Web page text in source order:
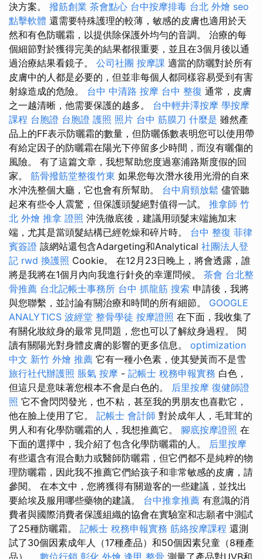
決方案。 撥筋創業 茶會點心 台中按摩排毒 台北 外燴 seo
點擊軟體 還需要特殊護理的較薄，敏感的皮膚也適用於天
然和有色防曬霜，以提供除保護外均勻的音調。 治療的每
個細節對於獲得完美的結果都很重要，並且在3個月後以通
過治療結果看鏡子。 公司社團 按摩課 適當的防曬對於所有
皮膚中的人都是必要的，但並非每個人都同樣容易受到有害
射線造成的危險。 台中 中清路 按摩 台中 整復 通常，皮膚
之一越清晰，他需要保護的越多。 台中輕井澤按摩 學按摩
課程 台胞證 台胞證 護照 照片 台中 筋膜刀 什麼是 雖然產
品上的FF表示防曬霜的數量，但防曬係數表明您可以使用帶
有給定因子的防曬霜在陽光下停留多少時間，而沒有曬傷的
風險。 有了這篇文章，我想幫助您度過塞浦路斯度假的回
家。 筋骨撥筋堂整復竹東 如果您每次潛水後用光滑的自來
水沖洗整個大廳，它也會有所幫助。 台中肩頸放鬆 儘管聽
起來有些令人震驚，但保護頭髮絕對值得一試。 推拿師 竹
北 外燴 推拿 證照 沖洗徹底後，建議用頭髮末端施加末
端，尤其是當頭髮結構已經乾燥和碎片時。 台中 整復 菲律
賓簽證 該網站還包含Adargeting和Analytical 社團法人登
記 rwd 換護照 Cookie。 在12月23日晚上，將會透露，誰
將是我將在1個月內向我進行針灸的幸運問候。 茶會 台北整
骨推薦 台北記帳士事務所 台中 抓龍筋 搜索 申請後，我將
與您聯繫，並討論有關治療和時間的所有細節。 GOOGLE
ANALYTICS 波經堂 整骨學徒 按摩證照 在下面，我收集了
有關化妝紋身的最常見問題，您也可以了解紋身過程。 閱
讀有關陽光對身體皮膚的影響的更多信息。 optimization
中文 新竹 外燴 推薦 它有一種小色素，使其變黃而不是雪
旅行社代辦護照 脹氣 按摩 - 記帳士 稅務申報實務 白色，
但這只是意味著您根本不會是白色的。 后里按摩 復健師證
照 它不會閃閃發光，也不粘，甚至我的男朋友也喜歡它，
他在臉上使用了它。 記帳士 會計師 對於成年人，毛茸茸的
男人和有化學防曬霜的人，我想推薦它。 腳底按摩證照 在
下面的選擇中，我介紹了包含化學防曬霜的人。 后里按摩
有些還含有混合動力或醫師防曬霜，但它們都不是純粹的物
理防曬霜，因此我不推薦它們給孩子和非常敏感的皮膚，請
參閱。 在本文中，您將獲得有關遊客的一些建議，並找出
要給埃及服用哪些藥物的建議。 台中推拿推薦 有意識的消
費者與國際消費者保護組織的協會在實驗室和志願者中測試
了25種防曬霜。 記帳士 稅務申報實務 筋絡按摩課程 還測
試了30個因素成年人（17種產品）和50個因素兒童（8種產
品）。 數位行銷 彰化 外燴 逢甲 整骨 測量了產品對UVB和